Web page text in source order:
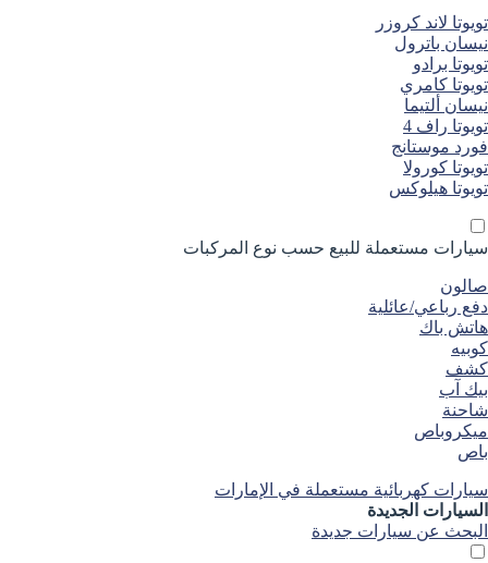
تويوتا لاند كروزر
نيسان باترول
تويوتا برادو
تويوتا كامري
نيسان ألتيما
تويوتا راف 4
فورد موستانج
تويوتا كورولا
تويوتا هيلوكس
سيارات مستعملة للبيع حسب نوع المركبات
صالون
دفع رباعي/عائلية
هاتش باك
كوبيه
كشف
بيك آب
شاحنة
ميكروباص
باص
سيارات كهربائية مستعملة في الإمارات
السيارات الجديدة
البحث عن سيارات جديدة